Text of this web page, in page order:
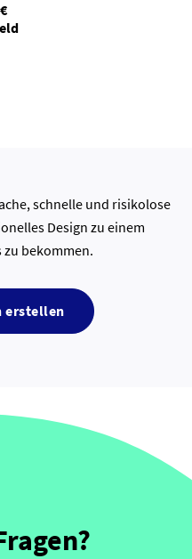
schnelle und risikolose
Design zu einem
zu bekommen.
erstellen